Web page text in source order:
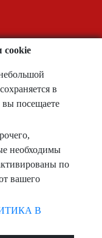
cookie
в
вы посещаете
необходимы
по
вашего
В